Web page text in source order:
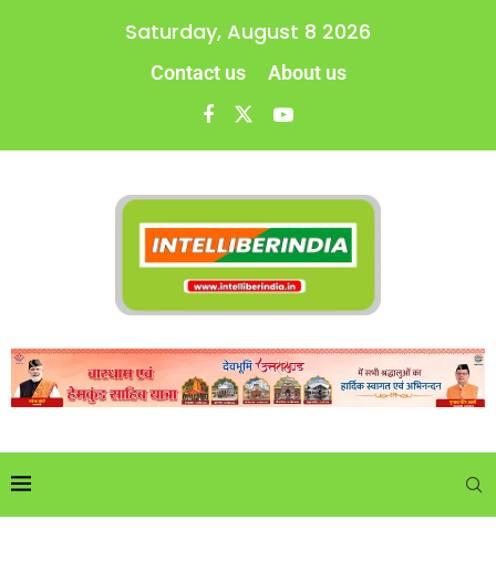
Saturday, August 8 2026
Contact us About us